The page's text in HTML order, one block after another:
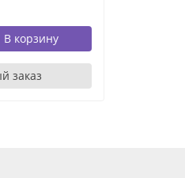
В корзину
заказ